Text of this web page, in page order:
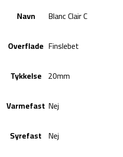
Navn
Blanc Clair C
Overflade Finslebet
Tykkelse 20mm
Varmefast Nej
Syrefast Nej